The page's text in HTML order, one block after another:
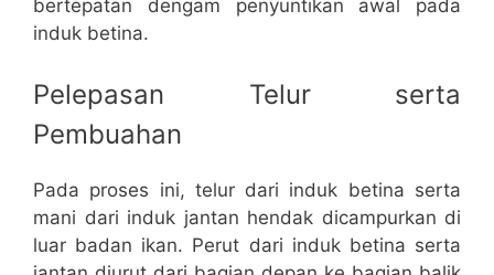
bertepatan dengam penyuntikan awal pada
induk betina.
Pelepasan Telur serta
Pembuahan
Pada proses ini, telur dari induk betina serta
mani dari induk jantan hendak dicampurkan di
luar badan ikan. Perut dari induk betina serta